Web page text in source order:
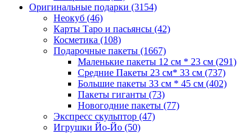
Оригинальные подарки (3154)
Неокуб (46)
Карты Таро и пасьянсы (42)
Косметика (108)
Подарочные пакеты (1667)
Маленькие пакеты 12 см * 23 см (291)
Средние Пакеты 23 см* 33 см (737)
Большие пакеты 33 см * 45 см (402)
Пакеты гиганты (73)
Новогодние пакеты (77)
Экспресс скульптор (47)
Игрушки Йо-Йо (50)